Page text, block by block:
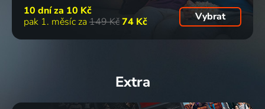
10 dní za 10 Kč
pak 1. měsíc za 149 Kč74 Kč Vybrat
Extra